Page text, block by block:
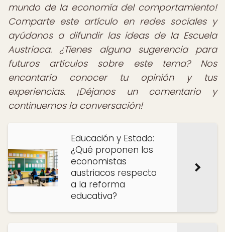
mundo de la economía del comportamiento!
Comparte este artículo en redes sociales y
ayúdanos a difundir las ideas de la Escuela
Austriaca. ¿Tienes alguna sugerencia para
futuros artículos sobre este tema? Nos
encantaría conocer tu opinión y tus
experiencias. ¡Déjanos un comentario y
continuemos la conversación!
Educación y Estado:
¿Qué proponen los
economistas
austriacos respecto
a la reforma
educativa?